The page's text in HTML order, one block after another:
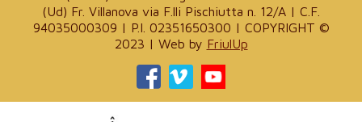
(Ud) Fr. Villanova via F.lli Pischiutta n. 12/A | C.F.
94035000309 | P.I. 02351650300 | COPYRIGHT ©
2023 | Web by FriulUp